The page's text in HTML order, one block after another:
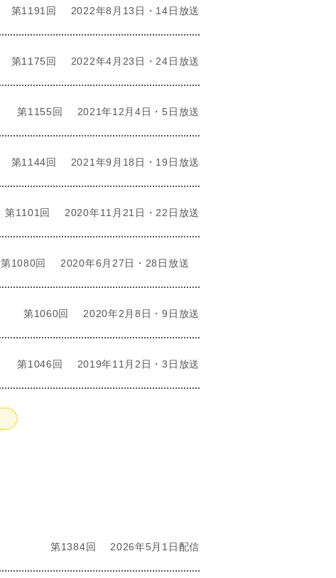
第1191回 2022年8月13日・14日放送
第1175回 2022年4月23日・24日放送
第1155回 2021年12月4日・5日放送
第1144回 2021年9月18日・19日放送
第1101回 2020年11月21日・22日放送
第1080回 2020年6月27日・28日放送
第1060回 2020年2月8日・9日放送
第1046回 2019年11月2日・3日放送
第1384回 2026年5月1日配信